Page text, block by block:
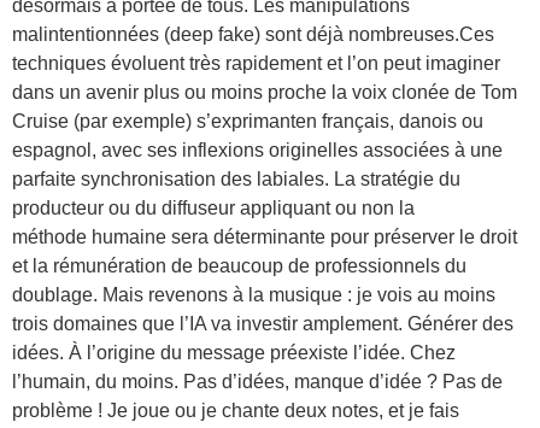
désormais à portée de tous. Les manipulations
malintentionnées (deep fake) sont déjà nombreuses.Ces
techniques évoluent très rapidement et l’on peut imaginer
dans un avenir plus ou moins proche la voix clonée de Tom
Cruise (par exemple) s’exprimanten français, danois ou
espagnol, avec ses inflexions originelles associées à une
parfaite synchronisation des labiales. La stratégie du
producteur ou du diffuseur appliquant ou non la
méthode humaine sera déterminante pour préserver le droit
et la rémunération de beaucoup de professionnels du
doublage. Mais revenons à la musique : je vois au moins
trois domaines que l’IA va investir amplement. Générer des
idées. À l’origine du message préexiste l’idée. Chez
l’humain, du moins. Pas d’idées, manque d’idée ? Pas de
problème ! Je joue ou je chante deux notes, et je fais